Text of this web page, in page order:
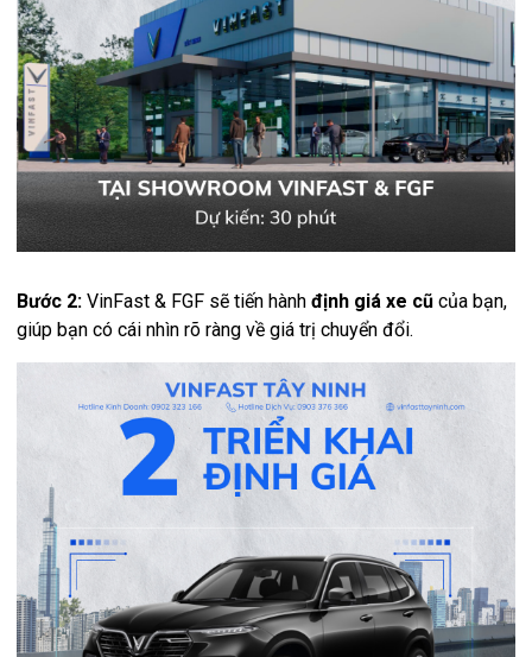
Bước 2: VinFast & FGF sẽ tiến hànhđịnh giá xe cũ của bạn,
giúp bạn có cái nhìn rõ ràng về giá trị chuyển đổi.